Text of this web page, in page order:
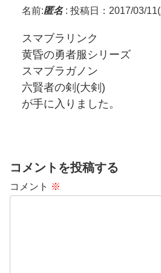
名前:匿名: 投稿日：2017/03/
スマブラリンク
黄昏の勇者服シリーズ
スマブラガノン
六賢者の剣(大剣)
が手に入りました。
コメントを投稿する
コメント ※